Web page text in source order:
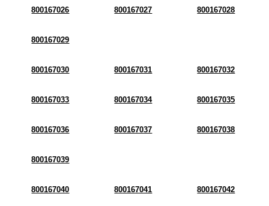
800167026 800167027 800167028
800167029
800167030 800167031 800167032
800167033 800167034 800167035
800167036 800167037 800167038
800167039
800167040 800167041 800167042